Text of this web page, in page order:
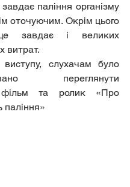
паління організму
оточуючим. Окрім цього
завдає і великих
витрат.
виступу, слухачам було
переглянути
фільм та ролик «Про
паління»